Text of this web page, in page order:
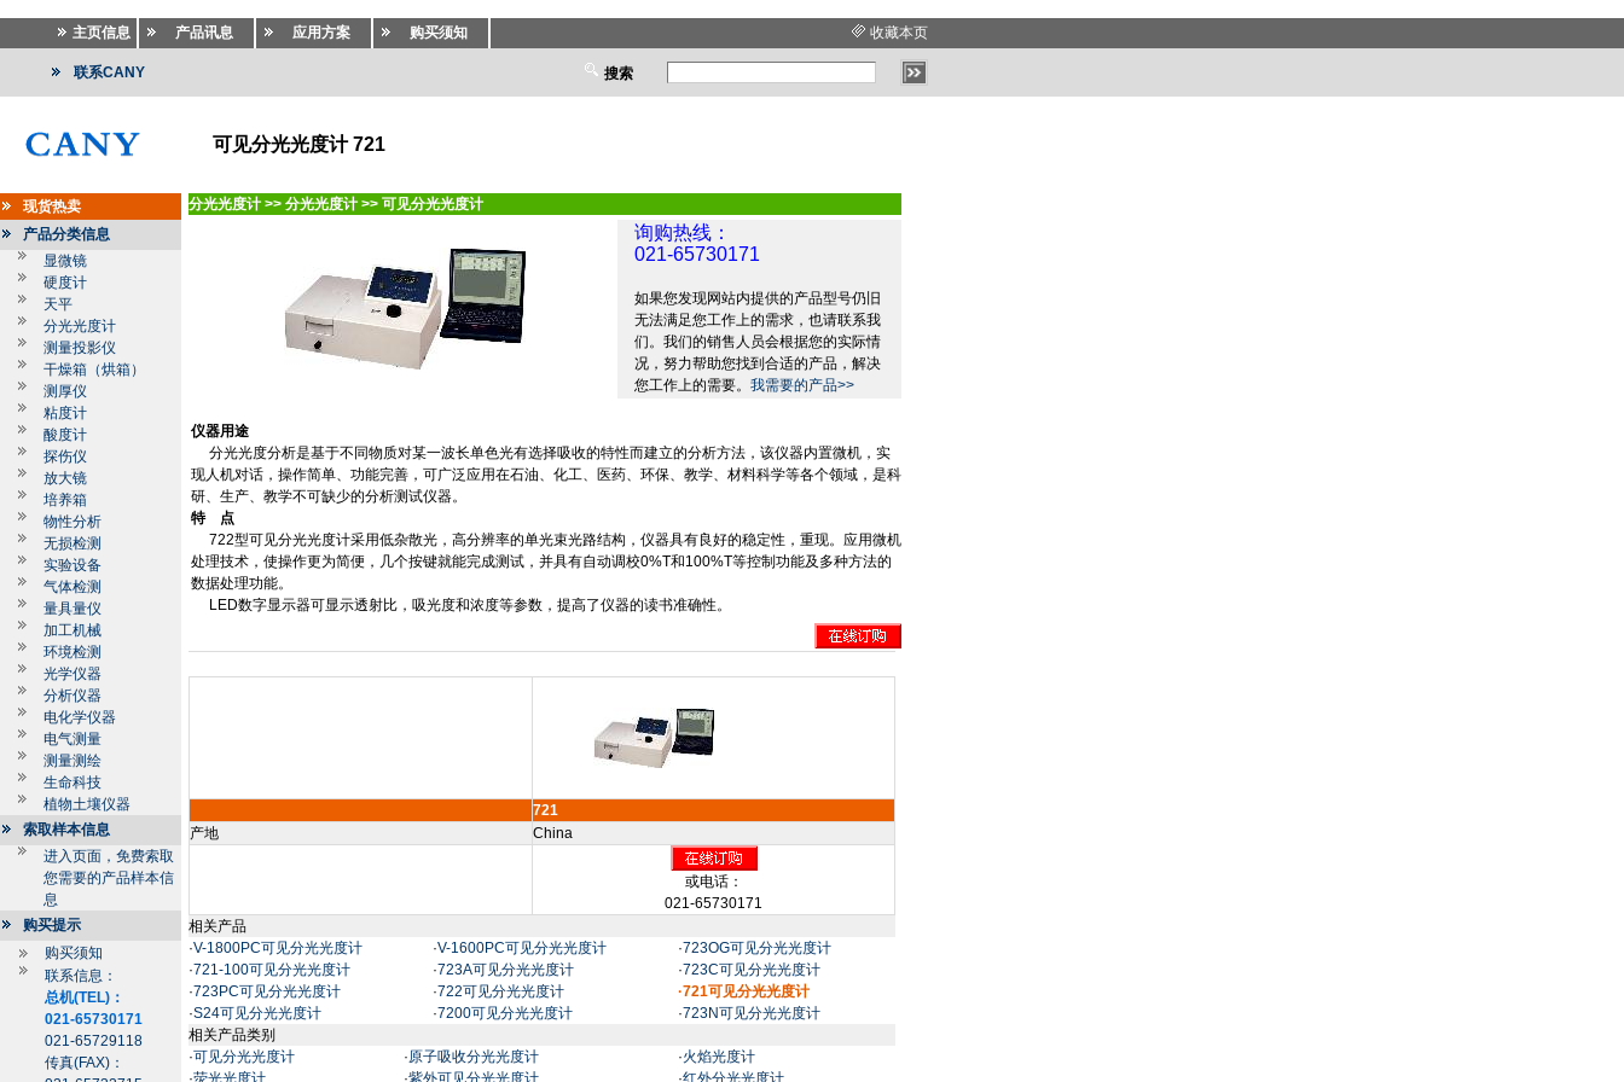
主页信息 产品讯息 应用方案 购买须知 收藏本页
联系CANY 搜索
可见分光光度计 721
现货热卖
产品分类信息
显微镜
硬度计
天平
分光光度计
测量投影仪
干燥箱（烘箱）
测厚仪
粘度计
酸度计
探伤仪
放大镜
培养箱
物性分析
无损检测
实验设备
气体检测
量具量仪
加工机械
环境检测
光学仪器
分析仪器
电化学仪器
电气测量
测量测绘
生命科技
植物土壤仪器
索取样本信息
进入页面，免费索取
您需要的产品样本信
息
购买提示
购买须知
联系信息：
总机(TEL)：
021-65730171
021-65729118
传真(FAX)：
分光光度计 >> 分光光度计 >> 可见分光光度计
询购热线：
021-65730171
如果您发现网站内提供的产品型号仍旧
无法满足您工作上的需求，也请联系我
们。我们的销售人员会根据您的实际情
况，努力帮助您找到合适的产品，解决
您工作上的需要。 我需要的产品>>
仪器用途
分光光度分析是基于不同物质对某一波长单色光有选择吸收的特性而建立的分析方法，该仪器内置微机，实
现人机对话，操作简单、功能完善，可广泛应用在石油、化工、医药、环保、教学、材料科学等各个领域，是科
研、生产、教学不可缺少的分析测试仪器。
特
点
722型可见分光光度计采用低杂散光，高分辨率的单光束光路结构，仪器具有良好的稳定性，重现。应用微机
处理技术，使操作更为简便，几个按键就能完成测试，并具有自动调校0%T和100%T等控制功能及多种方法的
数据处理功能。
LED数字显示器可显示透射比，吸光度和浓度等参数，提高了仪器的读书准确性。
721
产地
China
或电话：
021-65730171
相关产品
·V-1800PC可见分光光度计 ·V-1600PC可见分光光度计 ·723OG可见分光光度计
·721-100可见分光光度计 ·723A可见分光光度计 ·723C可见分光光度计
·723PC可见分光光度计 ·722可见分光光度计
·721可见分光光度计
·S24可见分光光度计 ·7200可见分光光度计 ·723N可见分光光度计
相关产品类别
·可见分光光度计 ·原子吸收分光光度计 ·火焰光度计
·荧光光度计 ·紫外可见分光光度计 ·红外分光光度计